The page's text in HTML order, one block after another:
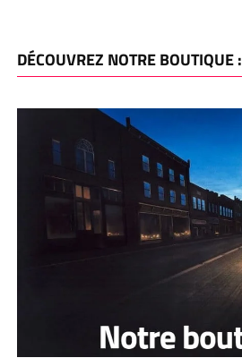
DÉCOUVREZ NOTRE BOUTIQUE :